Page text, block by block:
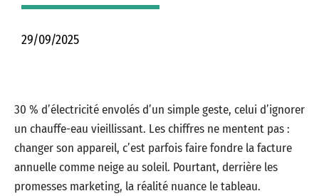
29/09/2025
30 % d’électricité envolés d’un simple geste, celui d’ignorer
un chauffe-eau vieillissant. Les chiffres ne mentent pas :
changer son appareil, c’est parfois faire fondre la facture
annuelle comme neige au soleil. Pourtant, derrière les
promesses marketing, la réalité nuance le tableau.